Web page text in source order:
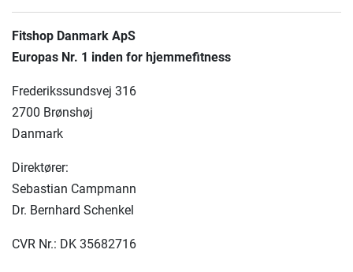
Fitshop Danmark ApS
Europas Nr. 1 inden for hjemmefitness
Frederikssundsvej 316
2700 Brønshøj
Danmark
Direktører:
Sebastian Campmann
Dr. Bernhard Schenkel
CVR Nr.: DK 35682716